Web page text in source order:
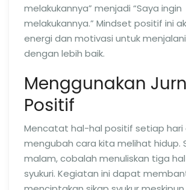
melakukannya” menjadi “Saya ingin
melakukannya.” Mindset positif ini
energi dan motivasi untuk
dengan lebih baik.
Menggunakan
Positif
Mencatat hal-hal positif setiap
mengubah cara kita melihat hidup.
malam, cobalah menuliskan tiga
syukuri. Kegiatan ini dapat